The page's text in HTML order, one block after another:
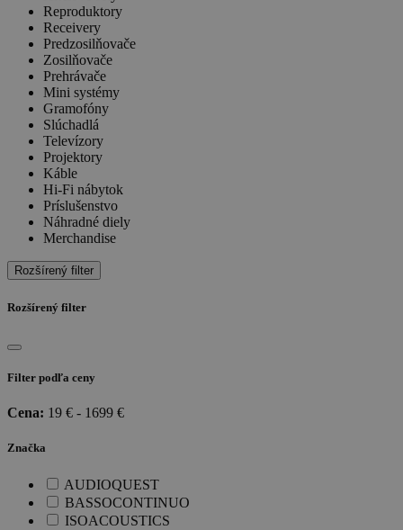
Reproduktory
Receivery
Predzosilňovače
Zosilňovače
Prehrávače
Mini systémy
Gramofóny
Slúchadlá
Televízory
Projektory
Káble
Hi-Fi nábytok
Príslušenstvo
Náhradné diely
Merchandise
Rozšírený filter
Rozšírený filter
Filter podľa ceny
Cena: 19 € - 1699 €
Značka
AUDIOQUEST
BASSOCONTINUO
ISOACOUSTICS